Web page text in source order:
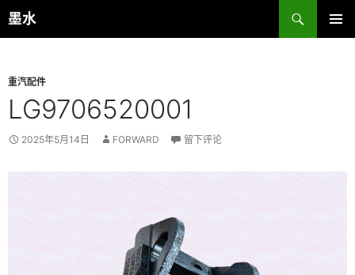
跳
至
墨水
搜
索
重汽配件
LG9706520001
2025年5月14日 FORWARD 留下评论